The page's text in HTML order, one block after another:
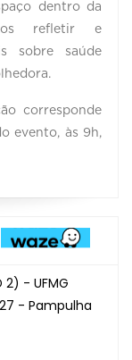
dentro da
refletir e
sobre saúde
corresponde
evento, às 9h,
- UFMG
- Pampulha